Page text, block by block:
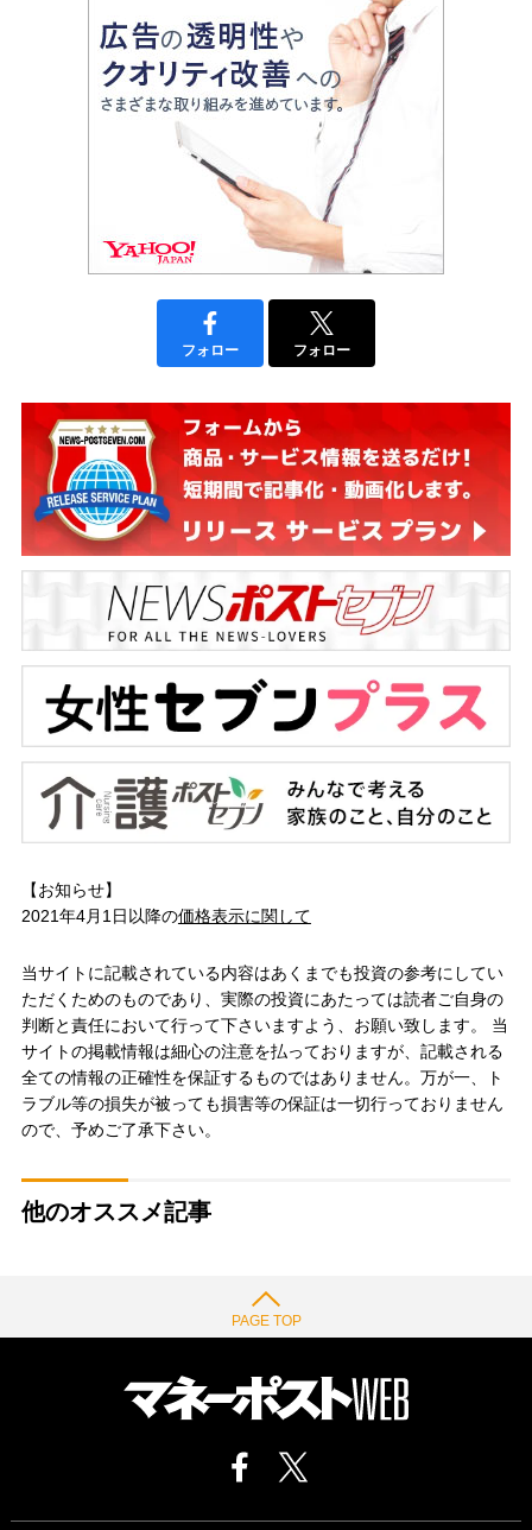
フォロー フォロー
【お知らせ】
2021年4月1日以降の価格表示に関して
当サイトに記載されている内容はあくまでも投資の参考にしてい
ただくためのものであり、実際の投資にあたっては読者ご自身の
判断と責任において行って下さいますよう、お願い致します。 当
サイトの掲載情報は細心の注意を払っておりますが、記載される
全ての情報の正確性を保証するものではありません。万が一、ト
ラブル等の損失が被っても損害等の保証は一切行っておりません
ので、予めご了承下さい。
他のオススメ記事
PAGE TOP